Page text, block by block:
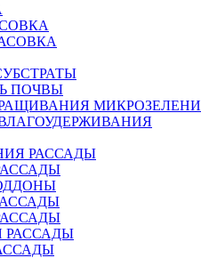
ПОЧВЫ
МИКРОЗЕЛЕНИ
ВЛАГОУДЕРЖИВАНИЯ
РАССАДЫ
РАССАДЫ